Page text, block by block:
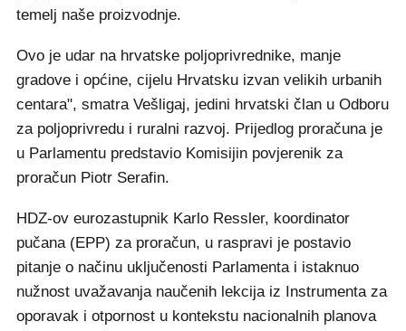
temelj naše proizvodnje.
Ovo je udar na hrvatske poljoprivrednike, manje
gradove i općine, cijelu Hrvatsku izvan velikih urbanih
centara", smatra Vešligaj, jedini hrvatski član u Odboru
za poljoprivredu i ruralni razvoj. Prijedlog proračuna je
u Parlamentu predstavio Komisijin povjerenik za
proračun Piotr Serafin.
HDZ-ov eurozastupnik Karlo Ressler, koordinator
pučana (EPP) za proračun, u raspravi je postavio
pitanje o načinu uključenosti Parlamenta i istaknuo
nužnost uvažavanja naučenih lekcija iz Instrumenta za
oporavak i otpornost u kontekstu nacionalnih planova